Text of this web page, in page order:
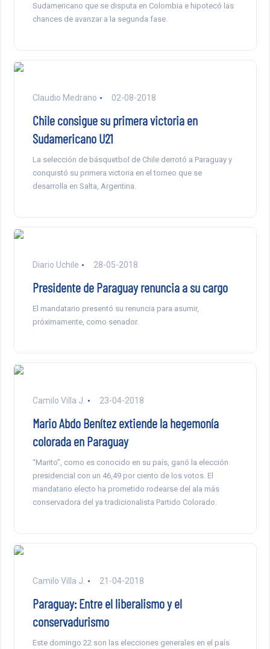
Sudamericano que se disputa en Colombia e hipotecó las
chances de avanzar a la segunda fase.
Claudio Medrano 02-08-2018
Chile consigue su primera victoria en
Sudamericano U21
La selección de básquetbol de Chile derrotó a Paraguay y
conquistó su primera victoria en el torneo que se
desarrolla en Salta, Argentina.
Diario Uchile 28-05-2018
Presidente de Paraguay renuncia a su cargo
El mandatario presentó su renuncia para asumir,
próximamente, como senador.
Camilo Villa J. 23-04-2018
Mario Abdo Benítez extiende la hegemonía
colorada en Paraguay
“Marito”, como es conocido en su país, ganó la elección
presidencial con un 46,49 por ciento de los votos. El
mandatario electo ha prometido rodearse del ala más
conservadora del ya tradicionalista Partido Colorado.
Camilo Villa J. 21-04-2018
Paraguay: Entre el liberalismo y el
conservadurismo
Este domingo 22 son las elecciones generales en el país